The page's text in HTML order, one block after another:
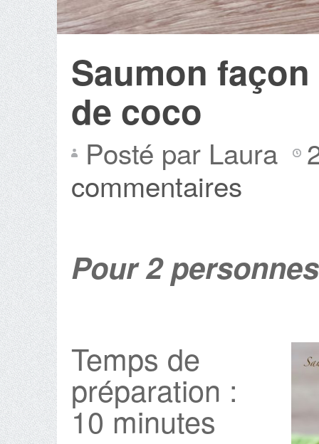
Saumon
de coco
Posté par Laura
commentaires
Pour 2 personnes
Temps de
préparation :
10 minutes